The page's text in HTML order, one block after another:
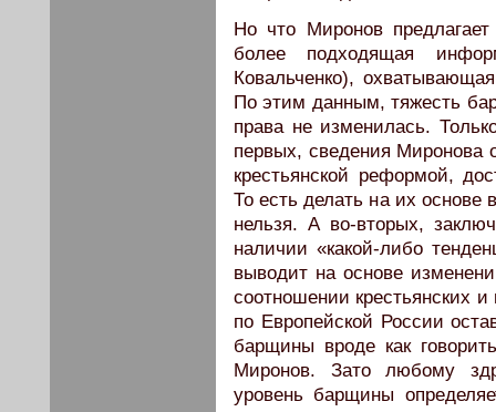
Но что Миронов
более подходящая
Ковальченко),
По этим данным, тяжесть
права не изменилась.
первых, сведения Миронова
крестьянской реформой,
То есть делать на их
нельзя. А во-вторых,
наличии «какой-либо
выводит на основе
соотношении крестьянских
по Европейской России
барщины вроде как
Миронов. Зато любому
уровень барщины